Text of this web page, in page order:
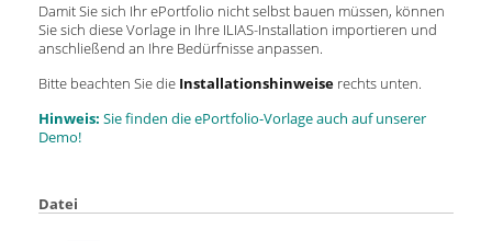
Damit Sie sich Ihr ePortfolio nicht selbst bauen müssen, können
Sie sich diese Vorlage in Ihre ILIAS-Installation importieren und
anschließend an Ihre Bedürfnisse anpassen.
Bitte beachten Sie die Installationshinweise rechts unten.
Hinweis: Sie finden die ePortfolio-Vorlage auch auf unserer
Demo!
Datei